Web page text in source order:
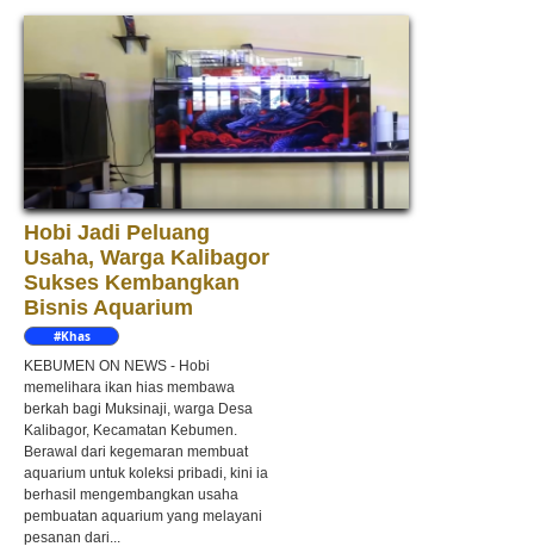
Hobi Jadi Peluang
Usaha, Warga Kalibagor
Sukses Kembangkan
Bisnis Aquarium
#Khas
KEBUMEN ON NEWS - Hobi
memelihara ikan hias membawa
berkah bagi Muksinaji, warga Desa
Kalibagor, Kecamatan Kebumen.
Berawal dari kegemaran membuat
aquarium untuk koleksi pribadi, kini ia
berhasil mengembangkan usaha
pembuatan aquarium yang melayani
pesanan dari...